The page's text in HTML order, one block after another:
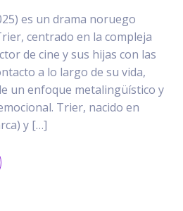
es un drama noruego
centrado en la compleja
de cine y sus hijas con las
a lo largo de su vida,
un enfoque metalingüístico y
Trier, nacido en
y […]